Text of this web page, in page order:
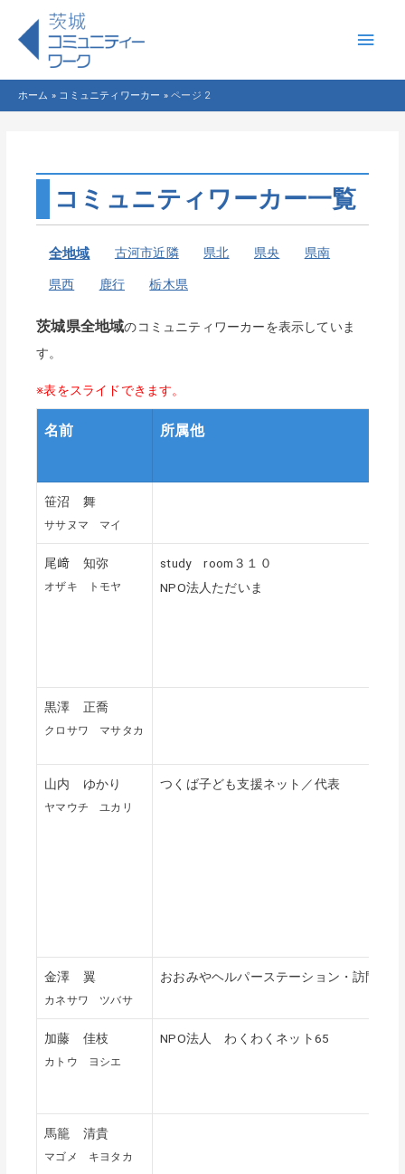
メ
イ
ン
ニ
ュ
ホーム コミュニティワーカー ページ 2
コミュニティワーカー一覧
全地域 古河市近隣 県北 県央 県南
県西 鹿行 栃木県
茨城県全地域のコミュニティワーカーを表示していま
す。
※表をスライドできます。
名前 所属他
笹沼 舞
ササヌマ マイ
尾﨑 知弥
オザキ トモヤ
study room３１０
NPO法人ただいま
黒澤 正喬
クロサワ マサタカ
山内 ゆかり
ヤマウチ ユカリ
つくば子ども支援ネット／代表
金澤 翼
カネサワ ツバサ
おおみやヘルパーステーション・訪問介
加藤 佳枝
カトウ ヨシエ
NPO法人 わくわくネット65
馬籠 清貴
マゴメ キヨタカ